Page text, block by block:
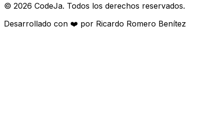
© 2026 CodeJa. Todos los derechos reservados.
Desarrollado con ❤️ por Ricardo Romero Benítez